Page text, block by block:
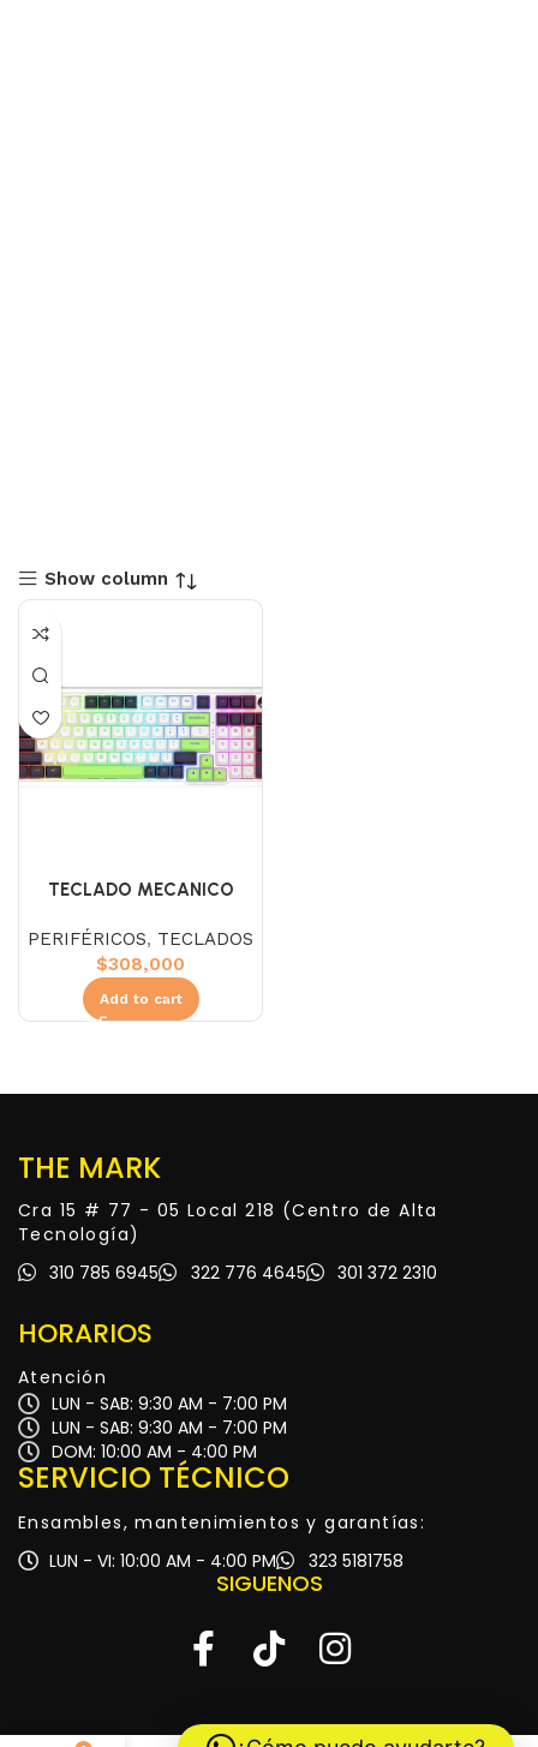
Show column
TECLADO MECANICO
MAX EISA
PERIFÉRICOS, TECLADOS
$308,000
Add to cart
THE MARK
Cra 15 # 77 - 05 Local 218 (Centro de Alta
Tecnología)
310 785 6945
322 776 4645 301 372 2310
HORARIOS
Atención
LUN - SAB: 9:30 AM - 7:00 PM
LUN - SAB: 9:30 AM - 7:00 PM
DOM: 10:00 AM - 4:00 PM
SERVICIO TÉCNICO
Ensambles, mantenimientos y garantías:
LUN - VI: 10:00 AM - 4:00 PM
323 5181758
SIGUENOS